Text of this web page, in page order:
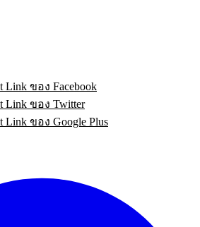
Link ของ Facebook
Link ของ Twitter
Link ของ Google Plus